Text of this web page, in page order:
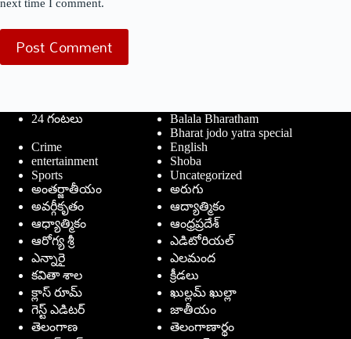
next time I comment.
Post Comment
24 గంటలు
Balala Bharatham
Bharat jodo yatra special
Crime
English
entertainment
Shoba
Sports
Uncategorized
అంతర్జాతీయం
అరుగు
అవర్గీకృతం
ఆద్యాత్మికం
ఆధ్యాత్మికం
ఆంధ్రప్రదేశ్
ఆరోగ్య శ్రీ
ఎడిటోరియల్
ఎన్నారై
ఎలమంద
కవితా శాల
క్రీడలు
క్లాస్ రూమ్
ఖుల్లమ్ ఖుల్లా
గెస్ట్ ఎడిటర్
జాతీయం
తెలంగాణ
తెలంగాణార్థం